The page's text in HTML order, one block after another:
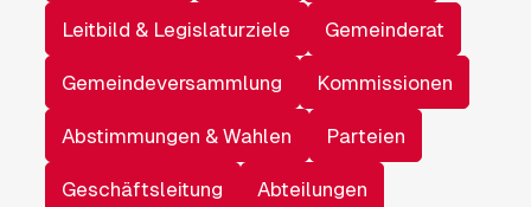
Leitbild & Legislaturziele Gemeinderat
Gemeindeversammlung Kommissionen
Abstimmungen & Wahlen Parteien
Geschäftsleitung Abteilungen